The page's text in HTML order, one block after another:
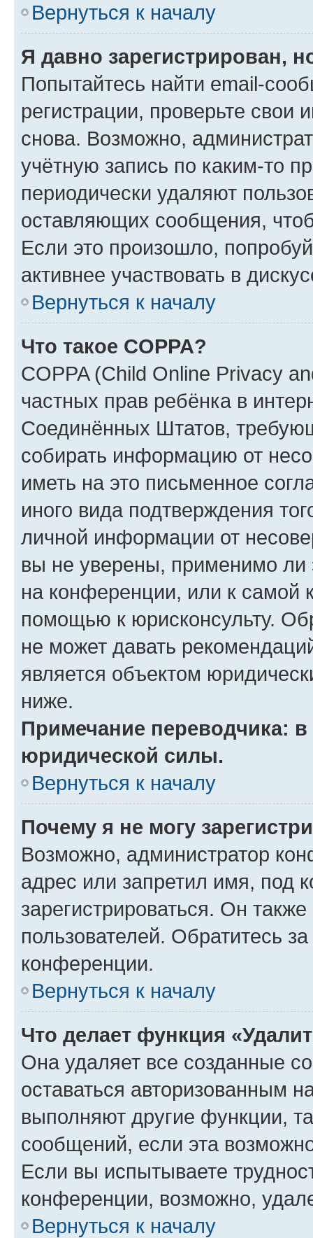
Вернуться к началу
Я давно зарегистрирован,
Попытайтесь найти email-
регистрации, проверьте свои
снова. Возможно,
учётную запись по каким-то
периодически удаляют
оставляющих сообщения,
Если это произошло,
активнее участвовать в
Вернуться к началу
Что такое COPPA?
COPPA (Child Online Privacy
частных прав ребёнка в
Соединённых Штатов,
собирать информацию от
иметь на это письменное
иного вида подтверждения
личной информации от
вы не уверены, применимо ли
на конференции, или к самой
помощью к юрисконсульту.
не может давать
является объектом
ниже.
Примечание переводчика:
юридической силы.
Вернуться к началу
Почему я не могу
Возможно, администратор
адрес или запретил имя, под
зарегистрироваться. Он
пользователей. Обратитесь
конференции.
Вернуться к началу
Что делает функция
Она удаляет все созданные
оставаться авторизованным
выполняют другие функции,
сообщений, если эта
Если вы испытываете
конференции, возможно,
Вернуться к началу